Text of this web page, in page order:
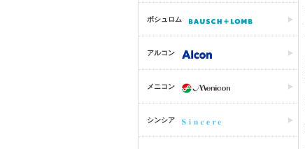
ボシュロム
アルコン
メニコン
シンシア